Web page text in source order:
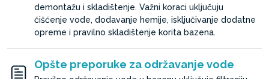
demontažu i skladištenje. Važni koraci uključuju
čišćenje vode, dodavanje hemije, isključivanje dodatne
opreme i pravilno skladištenje korita bazena.
Opšte preporuke za održavanje vode